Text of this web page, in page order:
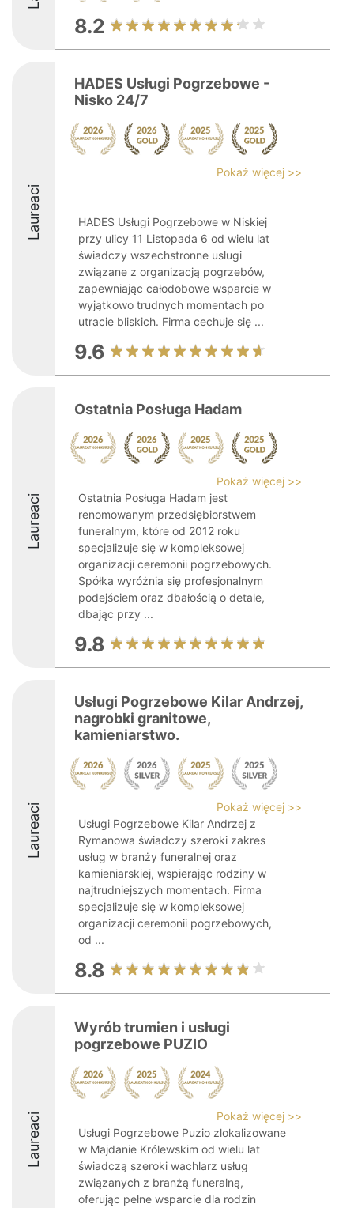
8.2
Laureaci
HADES Usługi Pogrzebowe -
Nisko 24/7
Pokaż więcej >>
HADES Usługi Pogrzebowe w Niskiej
przy ulicy 11 Listopada 6 od wielu lat
świadczy wszechstronne usługi
związane z organizacją pogrzebów,
zapewniając całodobowe wsparcie w
wyjątkowo trudnych momentach po
utracie bliskich. Firma cechuje się ...
9.6
Laureaci
Ostatnia Posługa Hadam
Pokaż więcej >>
Ostatnia Posługa Hadam jest
renomowanym przedsiębiorstwem
funeralnym, które od 2012 roku
specjalizuje się w kompleksowej
organizacji ceremonii pogrzebowych.
Spółka wyróżnia się profesjonalnym
podejściem oraz dbałością o detale,
dbając przy ...
9.8
Laureaci
Usługi Pogrzebowe Kilar Andrzej,
nagrobki granitowe,
kamieniarstwo.
Pokaż więcej >>
Usługi Pogrzebowe Kilar Andrzej z
Rymanowa świadczy szeroki zakres
usług w branży funeralnej oraz
kamieniarskiej, wspierając rodziny w
najtrudniejszych momentach. Firma
specjalizuje się w kompleksowej
organizacji ceremonii pogrzebowych,
od ...
8.8
Laureaci
Wyrób trumien i usługi
pogrzebowe PUZIO
Pokaż więcej >>
Usługi Pogrzebowe Puzio zlokalizowane
w Majdanie Królewskim od wielu lat
świadczą szeroki wachlarz usług
związanych z branżą funeralną,
oferując pełne wsparcie dla rodzin